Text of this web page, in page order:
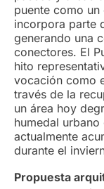
puente como
incorpora parte
generando una
conectores. El
hito
vocación como
través de la
un área hoy
humedal
actualmente
durante el
Propuesta